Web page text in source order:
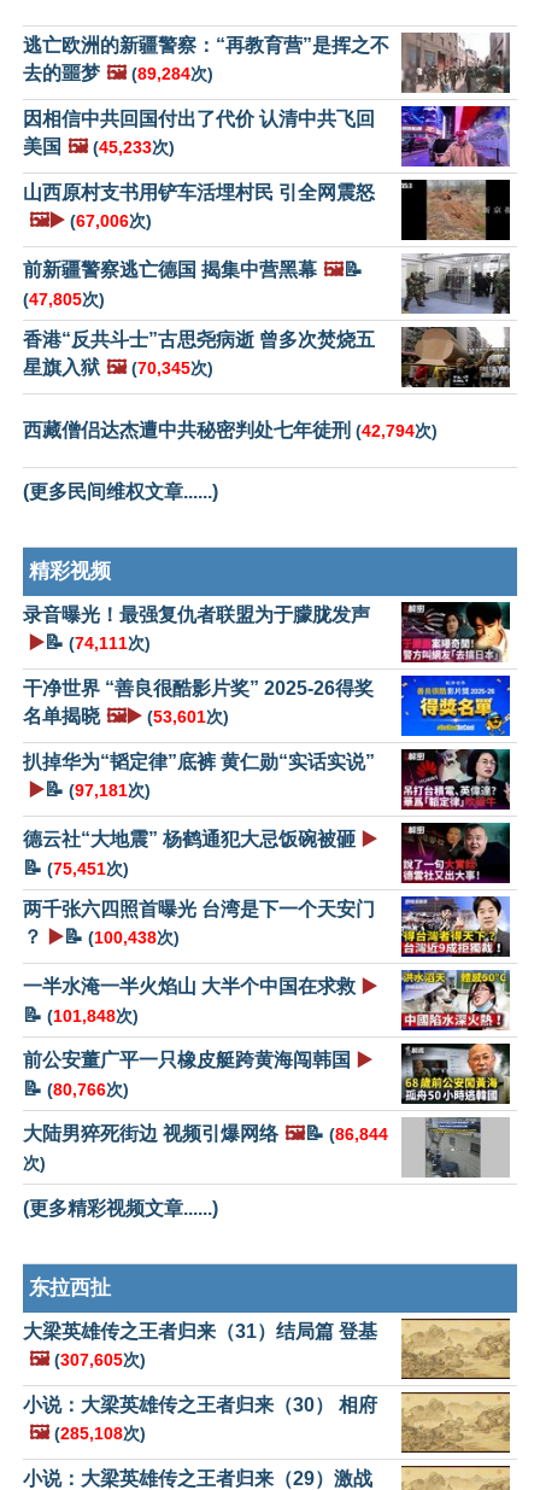
逃亡欧洲的新疆警察：“再教育营”是挥之不
去的噩梦 🖼️ (89,284次)
因相信中共回国付出了代价 认清中共飞回
美国 🖼️ (45,233次)
山西原村支书用铲车活埋村民 引全网震怒
🖼️▶️ (67,006次)
前新疆警察逃亡德国 揭集中营黑幕 🖼️📝
(47,805次)
香港“反共斗士”古思尧病逝 曾多次焚烧五
星旗入狱 🖼️ (70,345次)
西藏僧侣达杰遭中共秘密判处七年徒刑 (42,794次)
(更多民间维权文章......)
精彩视频
录音曝光！最强复仇者联盟为于朦胧发声
▶️📝 (74,111次)
干净世界 “善良很酷影片奖” 2025-26得奖
名单揭晓 🖼️▶️ (53,601次)
扒掉华为“韬定律”底裤 黄仁勋“实话实说”
▶️📝 (97,181次)
德云社“大地震” 杨鹤通犯大忌饭碗被砸 ▶️
📝 (75,451次)
两千张六四照首曝光 台湾是下一个天安门
？
▶️📝 (100,438次)
一半水淹一半火焰山 大半个中国在求救 ▶️
📝 (101,848次)
前公安董广平一只橡皮艇跨黄海闯韩国 ▶️
📝 (80,766次)
大陆男猝死街边 视频引爆网络 🖼️📝 (86,844
次)
(更多精彩视频文章......)
东拉西扯
大梁英雄传之王者归来（31）结局篇 登基
🖼️ (307,605次)
小说：大梁英雄传之王者归来（30） 相府
🖼️ (285,108次)
小说：大梁英雄传之王者归来（29）激战